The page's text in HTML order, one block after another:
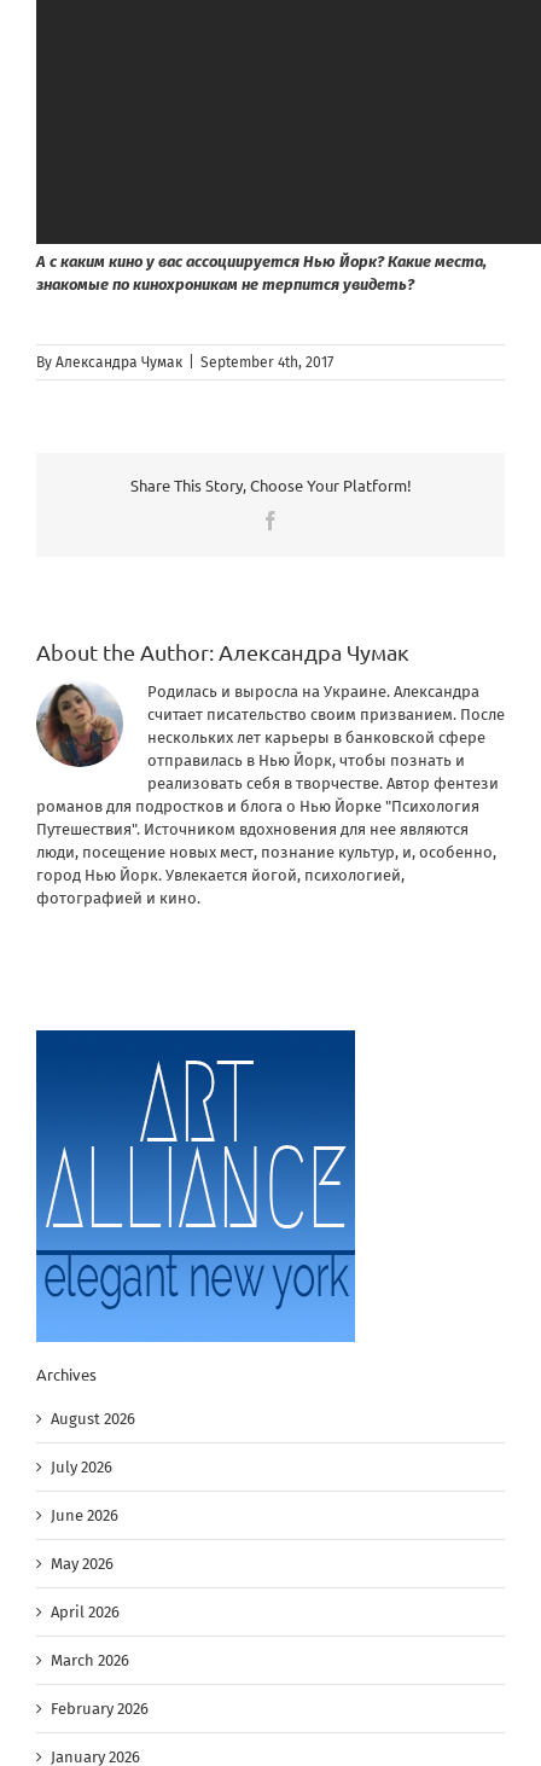
А с каким кино у вас ассоциируется Нью Йорк? Какие места,
знакомые по кинохроникам не терпится увидеть?
By Александра Чумак September 4th, 2017
Share This Story, Choose Your Platform!
About the Author: Александра Чумак
Родилась и выросла на Украине. Александра
считает писательство своим призванием. После
нескольких лет карьеры в банковской сфере
отправилась в Нью Йорк, чтобы познать и
реализовать себя в творчестве. Автор фентези
романов для подростков и блога о Нью Йорке "Психология
Путешествия". Источником вдохновения для нее являются
люди, посещение новых мест, познание культур, и, особенно,
город Нью Йорк. Увлекается йогой, психологией,
фотографией и кино.
Archives
August 2026
July 2026
June 2026
May 2026
April 2026
March 2026
February 2026
January 2026